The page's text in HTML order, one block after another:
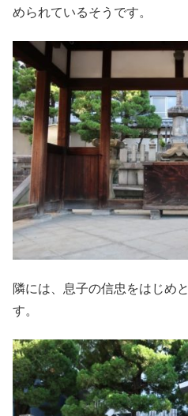
められているそうです。
隣には、息子の信忠をはじめ
す。